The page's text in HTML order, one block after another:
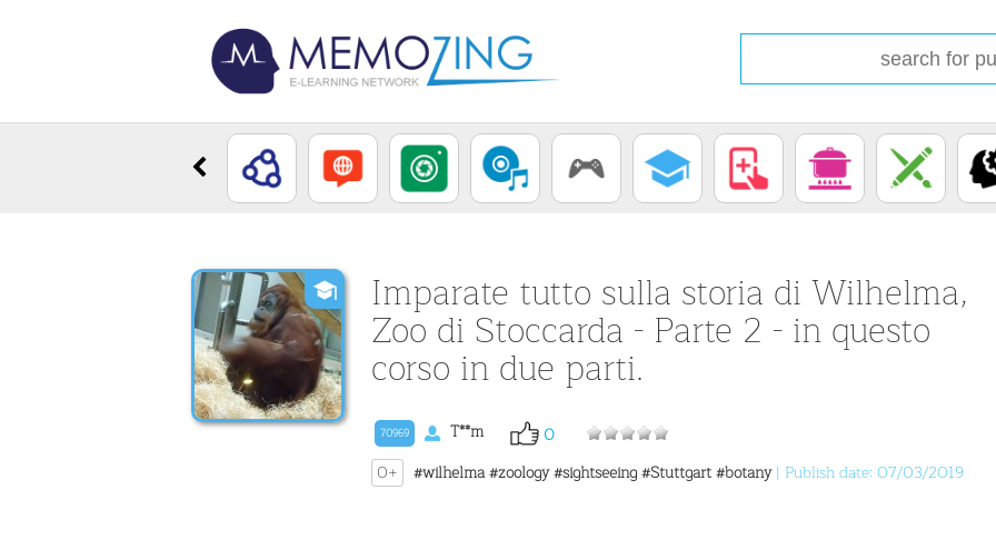
Imparate tutto sulla storia di Wilhelma,
Zoo di Stoccarda - Parte 2 - in questo
corso in due parti.
70969 T**m
0
0+
#wilhelma#zoology#sightseeing#Stuttgart#botany| Publish date: 07/03/2019